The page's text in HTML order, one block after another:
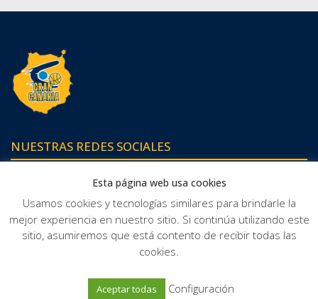
NUESTRAS REDES SOCIALES
Política de privacidad
Protección de datos Política de cookies
Esta página web usa cookies
Usamos cookies y tecnologías similares para brindarle la
mejor experiencia en nuestro sitio. Si continúa utilizando este
sitio, asumiremos que está contento de recibir todas las
cookies.
Aceptar todas Configuración